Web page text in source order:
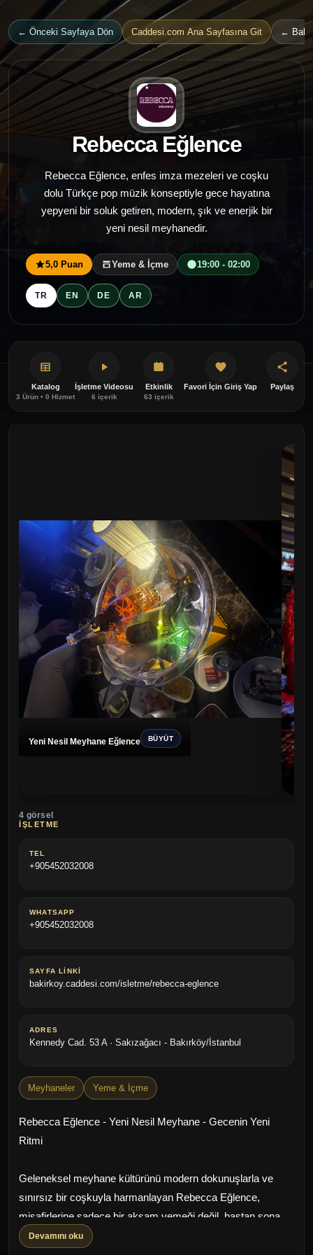
← Önceki Sayfaya Dön Caddesi.com Ana Sayfasına Git ←
Rebecca Eğlence
Rebecca Eğlence, enfes imza mezeleri ve coşku
dolu Türkçe pop müzik konseptiyle gece hayatına
yepyeni bir soluk getiren, modern, şık ve enerjik bir
yeni nesil meyhanedir.
5,0 Puan Yeme & İçme 19:00 - 02:00
TR EN DE AR
Katalog
3 Ürün • 0 Hizmet
İşletme Videosu
6 içerik
Etkinlik
63 içerik
Favori İçin Giriş Yap Paylaş
Yeni Nesil Meyhane Eğlence BÜYÜT
4 görsel
İŞLETME
TEL
+905452032008
WHATSAPP
+905452032008
SAYFA LINKI
bakirkoy.caddesi.com/isletme/rebecca-eglence
ADRES
Kennedy Cad. 53 A · Sakızağacı - Bakırköy/İstanbul
Meyhaneler Yeme & İçme
Rebecca Eğlence - Yeni Nesil Meyhane - Gecenin Yeni
Ritmi
Geleneksel meyhane kültürünü modern dokunuşlarla ve
sınırsız bir coşkuyla harmanlayan Rebecca Eğlence,
misafirlerine sadece bir akşam yemeği değil, baştan sona
unutulmaz bir deneyim sunuyor. "Yeni Nesil Meyhane"
Devamını oku